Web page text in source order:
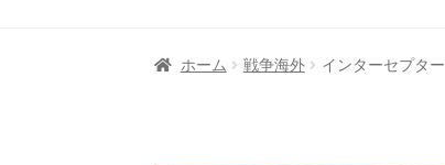
ホーム 戦争海外 インターセプター